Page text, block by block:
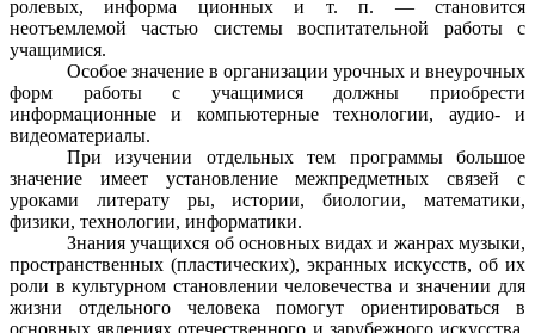
ролевых, информа ционных и т. п. — становится
неотъемлемой частью системы воспитательной работы с
учащимися.
Особое значение в организации урочных и внеурочных
форм работы с учащимися должны приобрести
информационные и компьютерные технологии, аудио- и
видеоматериалы.
При изучении отдельных тем программы большое
значение имеет установление межпредметных связей с
уроками литерату ры, истории, биологии, математики,
физики, технологии, информатики.
Знания учащихся об основных видах и жанрах музыки,
пространственных (пластических), экранных искусств, об их
роли в культурном становлении человечества и значении для
жизни отдельного человека помогут ориентироваться в